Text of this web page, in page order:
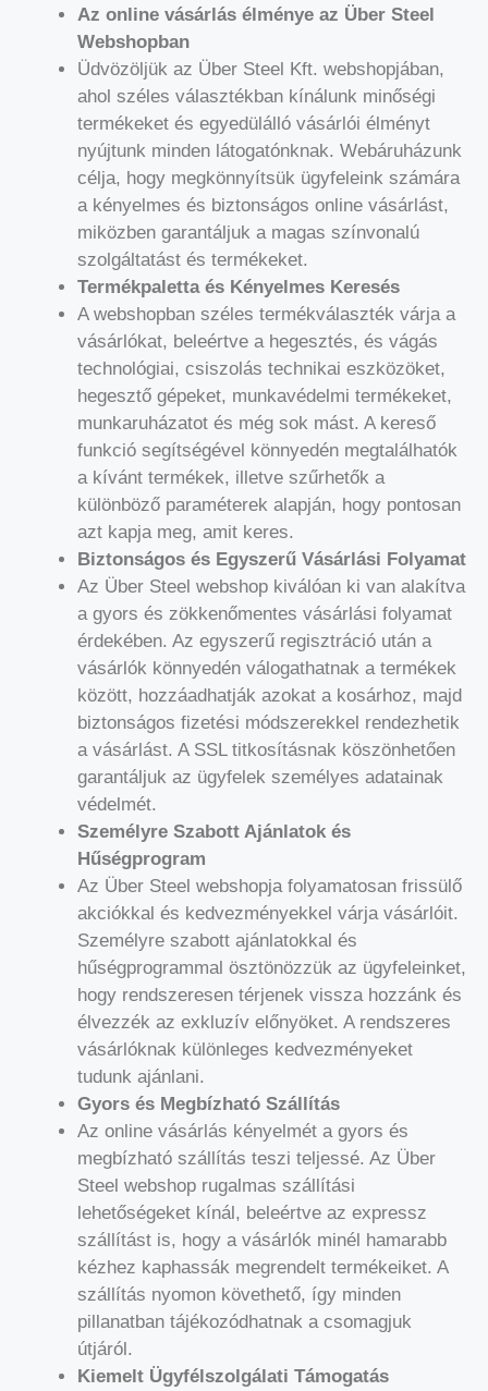
Az online vásárlás élménye az Über Steel
Webshopban
Üdvözöljük az Über Steel Kft. webshopjában,
ahol széles választékban kínálunk minőségi
termékeket és egyedülálló vásárlói élményt
nyújtunk minden látogatónknak. Webáruházunk
célja, hogy megkönnyítsük ügyfeleink számára
a kényelmes és biztonságos online vásárlást,
miközben garantáljuk a magas színvonalú
szolgáltatást és termékeket.
Termékpaletta és Kényelmes Keresés
A webshopban széles termékválaszték várja a
vásárlókat, beleértve a hegesztés, és vágás
technológiai, csiszolás technikai eszközöket,
hegesztő gépeket, munkavédelmi termékeket,
munkaruházatot és még sok mást. A kereső
funkció segítségével könnyedén megtalálhatók
a kívánt termékek, illetve szűrhetők a
különböző paraméterek alapján, hogy pontosan
azt kapja meg, amit keres.
Biztonságos és Egyszerű Vásárlási Folyamat
Az Über Steel webshop kiválóan ki van alakítva
a gyors és zökkenőmentes vásárlási folyamat
érdekében. Az egyszerű regisztráció után a
vásárlók könnyedén válogathatnak a termékek
között, hozzáadhatják azokat a kosárhoz, majd
biztonságos fizetési módszerekkel rendezhetik
a vásárlást. A SSL titkosításnak köszönhetően
garantáljuk az ügyfelek személyes adatainak
védelmét.
Személyre Szabott Ajánlatok és
Hűségprogram
Az Über Steel webshopja folyamatosan frissülő
akciókkal és kedvezményekkel várja vásárlóit.
Személyre szabott ajánlatokkal és
hűségprogrammal ösztönözzük az ügyfeleinket,
hogy rendszeresen térjenek vissza hozzánk és
élvezzék az exkluzív előnyöket. A rendszeres
vásárlóknak különleges kedvezményeket
tudunk ajánlani.
Gyors és Megbízható Szállítás
Az online vásárlás kényelmét a gyors és
megbízható szállítás teszi teljessé. Az Über
Steel webshop rugalmas szállítási
lehetőségeket kínál, beleértve az expressz
szállítást is, hogy a vásárlók minél hamarabb
kézhez kaphassák megrendelt termékeiket. A
szállítás nyomon követhető, így minden
pillanatban tájékozódhatnak a csomagjuk
útjáról.
Kiemelt Ügyfélszolgálati Támogatás